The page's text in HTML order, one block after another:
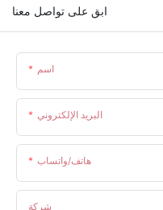
ابق على تواصل معنا
اسم
البريد الإلكتروني
هاتف/واتساب
شركة